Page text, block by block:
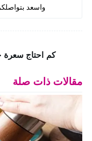
واسعد
كم احتاج سعرة
مقالات ذات صلة